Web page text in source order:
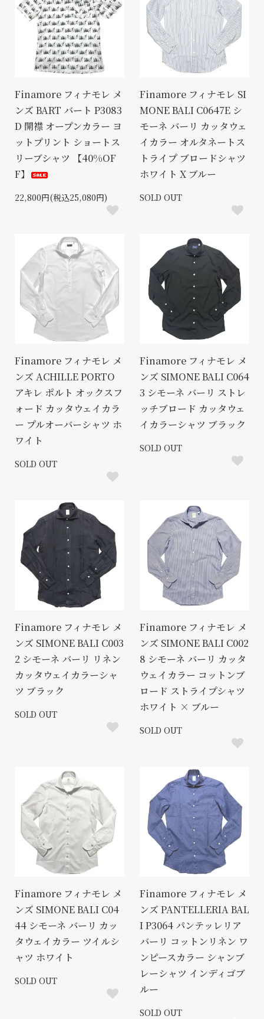
Finamore フィナモレ メ
ンズ BART バート P3083
D 開襟 オープンカラー ヨ
ットプリント ショートス
リーブシャツ 【40%OF
F】
22,800円(税込25,080円)
Finamore フィナモレ SI
MONE BALI C0647E シ
モーネ バーリ カッタウェ
イカラー オルタネートス
トライプ ブロードシャツ
ホワイト X ブルー
SOLD OUT
Finamore フィナモレ メ
ンズ ACHILLE PORTO
アキレ ポルト オックスフ
ォード カッタウェイカラ
ー プルオーバーシャツ ホ
ワイト
SOLD OUT
Finamore フィナモレ メ
ンズ SIMONE BALI C064
3 シモーネ バーリ ストレ
ッチブロード カッタウェ
イカラーシャツ ブラック
SOLD OUT
Finamore フィナモレ メ
ンズ SIMONE BALI C003
2 シモーネ バーリ リネン
カッタウェイカラーシャ
ツ ブラック
SOLD OUT
Finamore フィナモレ メ
ンズ SIMONE BALI C002
8 シモーネ バーリ カッタ
ウェイカラー コットンブ
ロード ストライプシャツ
ホワイト × ブルー
SOLD OUT
Finamore フィナモレ メ
ンズ SIMONE BALI C04
44 シモーネ バーリ カッ
タウェイカラー ツイルシ
ャツ ホワイト
SOLD OUT
Finamore フィナモレ メ
ンズ PANTELLERIA BAL
I P3064 パンテッレリア
バーリ コットンリネン ワ
ンピースカラー シャンブ
レーシャツ インディゴブ
ルー
SOLD OUT